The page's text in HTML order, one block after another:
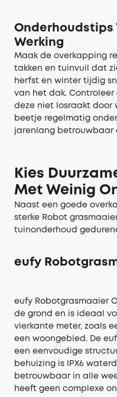
Onderhoudstips
Werking
Maak de overkapping
takken en tuinvuil dat
herfst en winter tijdig
van het dak.
deze niet losraakt door
beetje regelmatig
jarenlang betrouwbaar
Kies
Met Weinig
Naast een goede
sterke Robot
tuinonderhoud
eufy
eufy Robotgrasmaaier
de grond en is ideaal
vierkante meter, zoals
een woongebied. De
een eenvoudige
behuizing is IPX6
betrouwbaar in alle
heeft geen complexe